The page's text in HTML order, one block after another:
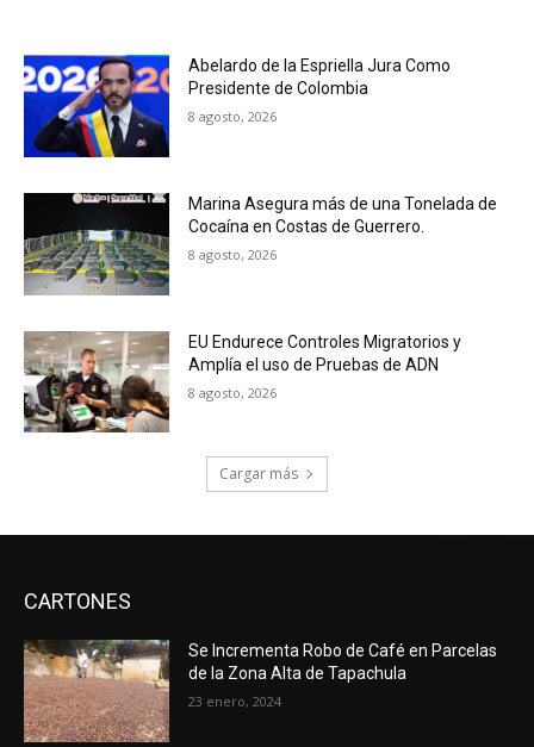
Abelardo de la Espriella Jura Como
Presidente de Colombia
8 agosto, 2026
Marina Asegura más de una Tonelada de
Cocaína en Costas de Guerrero.
8 agosto, 2026
EU Endurece Controles Migratorios y
Amplía el uso de Pruebas de ADN
8 agosto, 2026
Cargar más
CARTONES
Se Incrementa Robo de Café en Parcelas
de la Zona Alta de Tapachula
23 enero, 2024